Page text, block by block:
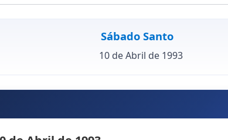
Sábado Santo
10 de Abril de 1993